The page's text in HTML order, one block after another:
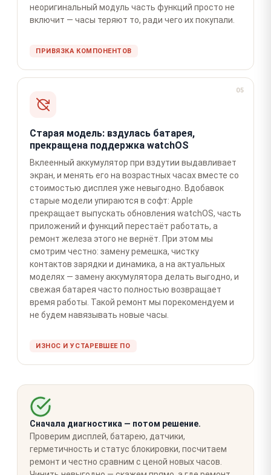
неоригинальный модуль часть функций просто не
включит — часы теряют то, ради чего их покупали.
ПРИВЯЗКА КОМПОНЕНТОВ
05
Старая модель: вздулась батарея,
прекращена поддержка watchOS
Вклеенный аккумулятор при вздутии выдавливает
экран, и менять его на возрастных часах вместе со
стоимостью дисплея уже невыгодно. Вдобавок
старые модели упираются в софт: Apple
прекращает выпускать обновления watchOS, часть
приложений и функций перестаёт работать, а
ремонт железа этого не вернёт. При этом мы
смотрим честно: замену ремешка, чистку
контактов зарядки и динамика, а на актуальных
моделях — замену аккумулятора делать выгодно, и
свежая батарея часто полностью возвращает
время работы. Такой ремонт мы порекомендуем и
не будем навязывать новые часы.
ИЗНОС И УСТАРЕВШЕЕ ПО
Сначала диагностика — потом решение.
Проверим дисплей, батарею, датчики,
герметичность и статус блокировки, посчитаем
ремонт и честно сравним с ценой новых часов.